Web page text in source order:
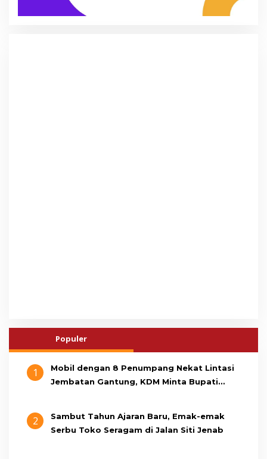
Populer
1
Mobil dengan 8 Penumpang Nekat Lintasi
Jembatan Gantung, KDM Minta Bupati
2
Sambut Tahun Ajaran Baru, Emak-emak
Serbu Toko Seragam di Jalan Siti Jenab